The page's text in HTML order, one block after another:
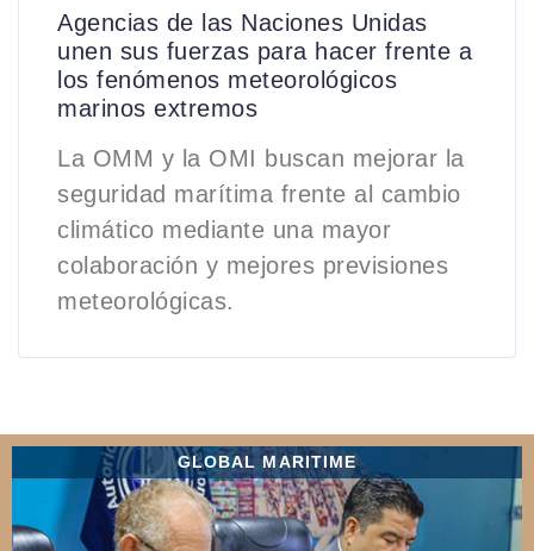
Agencias de las Naciones Unidas
unen sus fuerzas para hacer frente a
los fenómenos meteorológicos
marinos extremos
La OMM y la OMI buscan mejorar la
seguridad marítima frente al cambio
climático mediante una mayor
colaboración y mejores previsiones
meteorológicas.
GLOBAL MARITIME